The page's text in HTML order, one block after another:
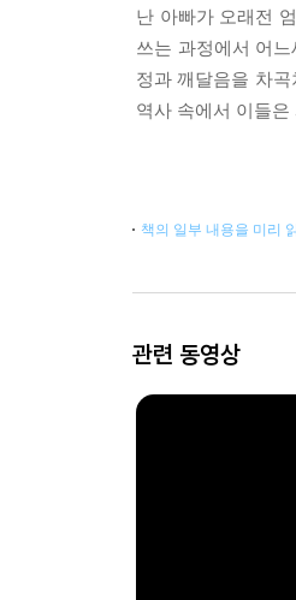
난 아빠가 오래전
쓰는 과정에서 어
정과 깨달음을 차
역사 속에서 이들
책의 일부 내용을 미리
관련 동영상